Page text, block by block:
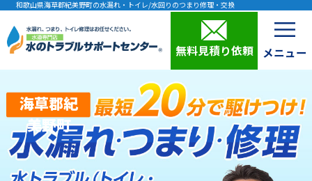
和歌山県海草郡紀美野町の水漏れ・トイレ/水回りのつまり修理・交換
無料見積り依頼
海草郡紀
美野町